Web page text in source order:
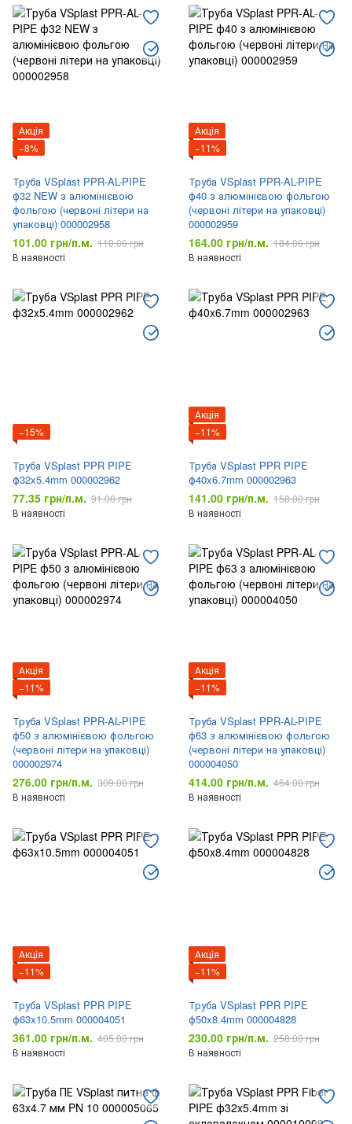
Акція
−8%
Труба VSplast PPR-AL-PIPE
ф32 NEW з алюмінієвою
фольгою (червоні літери на
упаковці) 000002958
101.00 грн/п.м. 110.00 грн
В наявності
Акція
−11%
Труба VSplast PPR-AL-PIPE
ф40 з алюмінієвою фольгою
(червоні літери на упаковці)
000002959
164.00 грн/п.м. 184.00 грн
В наявності
−15%
Труба VSplast PPR PIPE
ф32x5.4mm 000002962
77.35 грн/п.м. 91.00 грн
В наявності
Акція
−11%
Труба VSplast PPR PIPE
ф40x6.7mm 000002963
141.00 грн/п.м. 158.00 грн
В наявності
Акція
−11%
Труба VSplast PPR-AL-PIPE
ф50 з алюмінієвою фольгою
(червоні літери на упаковці)
000002974
276.00 грн/п.м. 309.00 грн
В наявності
Акція
−11%
Труба VSplast PPR-AL-PIPE
ф63 з алюмінієвою фольгою
(червоні літери на упаковці)
000004050
414.00 грн/п.м. 464.00 грн
В наявності
Акція
−11%
Труба VSplast PPR PIPE
ф63x10.5mm 000004051
361.00 грн/п.м. 405.00 грн
В наявності
Акція
−11%
Труба VSplast PPR PIPE
ф50x8.4mm 000004828
230.00 грн/п.м. 258.00 грн
В наявності